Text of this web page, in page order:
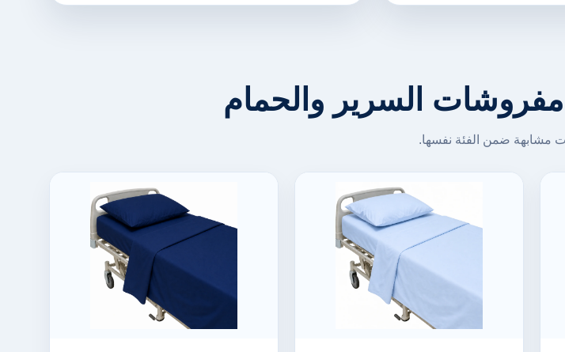
السرير والحمام
مشابهة ضمن الفئة نفسها.